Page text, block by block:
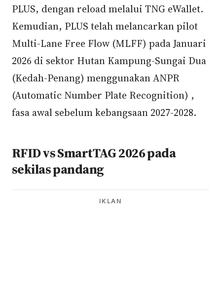
PLUS, dengan reload melalui TNG eWallet.
Kemudian, PLUS telah melancarkan pilot
Multi-Lane Free Flow (MLFF) pada Januari
2026 di sektor Hutan Kampung-Sungai Dua
(Kedah-Penang) menggunakan ANPR
(Automatic Number Plate Recognition) ,
fasa awal sebelum kebangsaan 2027-2028.
RFID vs SmartTAG 2026 pada
sekilas pandang
IKLAN